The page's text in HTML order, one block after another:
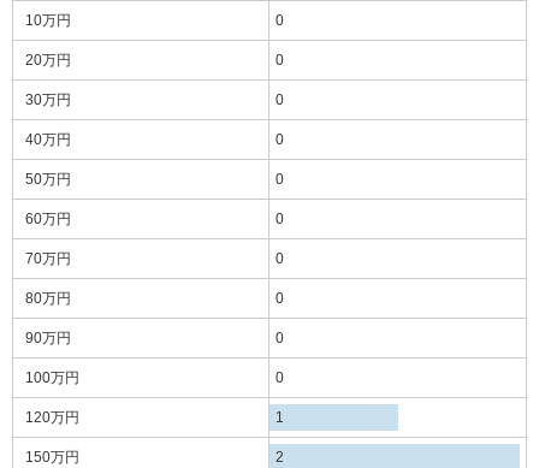
10万円
20万円
30万円
40万円
50万円
60万円
70万円
80万円
90万円
100万円
120万円
150万円
0
0
0
0
0
0
0
0
0
0
1
2